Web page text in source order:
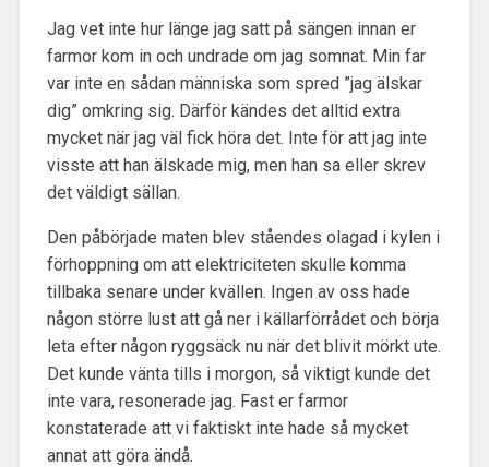
Jag vet inte hur länge jag satt på sängen innan er
farmor kom in och undrade om jag somnat. Min far
var inte en sådan människa som spred ”jag älskar
dig” omkring sig. Därför kändes det alltid extra
mycket när jag väl fick höra det. Inte för att jag inte
visste att han älskade mig, men han sa eller skrev
det väldigt sällan.
Den påbörjade maten blev ståendes olagad i kylen i
förhoppning om att elektriciteten skulle komma
tillbaka senare under kvällen. Ingen av oss hade
någon större lust att gå ner i källarförrådet och börja
leta efter någon ryggsäck nu när det blivit mörkt ute.
Det kunde vänta tills i morgon, så viktigt kunde det
inte vara, resonerade jag. Fast er farmor
konstaterade att vi faktiskt inte hade så mycket
annat att göra ändå.